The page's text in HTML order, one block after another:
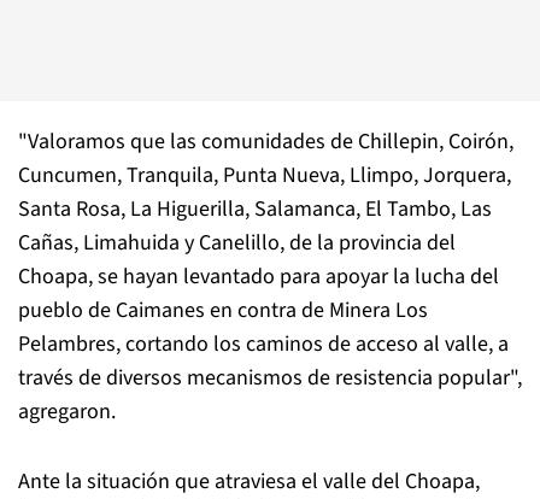
"Valoramos que las comunidades de Chillepin, Coirón,
Cuncumen, Tranquila, Punta Nueva, Llimpo, Jorquera,
Santa Rosa, La Higuerilla, Salamanca, El Tambo, Las
Cañas, Limahuida y Canelillo, de la provincia del
Choapa, se hayan levantado para apoyar la lucha del
pueblo de Caimanes en contra de Minera Los
Pelambres, cortando los caminos de acceso al valle, a
través de diversos mecanismos de resistencia popular",
agregaron.
Ante la situación que atraviesa el valle del Choapa,